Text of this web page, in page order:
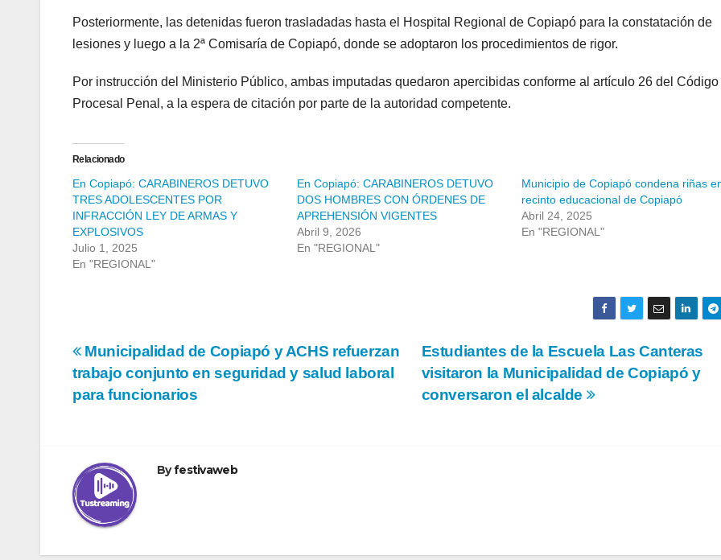
Posteriormente, las detenidas fueron trasladadas hasta el Hospital Regional de Copiapó para la constatación de
lesiones y luego a la 2ª Comisaría de Copiapó, donde se adoptaron los procedimientos de rigor.
Por instrucción del Ministerio Público, ambas imputadas quedaron apercibidas conforme al artículo 26 del Código
Procesal Penal, a la espera de citación por parte de la autoridad competente.
Relacionado
En Copiapó: CARABINEROS DETUVO
TRES ADOLESCENTES POR
INFRACCIÓN LEY DE ARMAS Y
EXPLOSIVOS
Julio 1, 2025
En "REGIONAL"
En Copiapó: CARABINEROS DETUVO
DOS HOMBRES CON ÓRDENES DE
APREHENSIÓN VIGENTES
Abril 9, 2026
En "REGIONAL"
Municipio de Copiapó condena riñas
recinto educacional de Copiapó
Abril 24, 2025
En "REGIONAL"
Navegación
de
Estudiantes de la Escuela Las Canteras
visitaron la Municipalidad de Copiapó y
conversaron el alcalde
Municipalidad de Copiapó y ACHS refuerzan
trabajo conjunto en seguridad y salud laboral
para funcionarios
Byfestivaweb